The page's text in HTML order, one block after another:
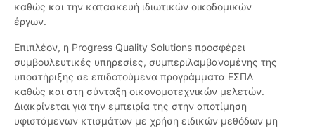
καθώς και την κατασκευή ιδιωτικών οικοδομικών
έργων.
Επιπλέον, η Progress Quality Solutions προσφέρει
συμβουλευτικές υπηρεσίες, συμπεριλαμβανομένης της
υποστήριξης σε επιδοτούμενα προγράμματα ΕΣΠΑ
καθώς και στη σύνταξη οικονομοτεχνικών μελετών.
Διακρίνεται για την εμπειρία της στην αποτίμηση
υφιστάμενων κτισμάτων με χρήση ειδικών μεθόδων μη